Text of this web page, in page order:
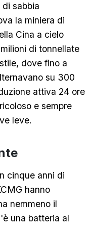
sabbia
la miniera di
Cina a cielo
di tonnellate
dove fino a
su 300
attiva 24 ore
e sempre
leve.
cinque anni di
hanno
nemmeno il
una batteria al